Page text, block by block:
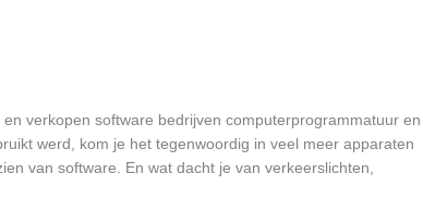
verkopen software bedrijven computerprogrammatuur en
werd, kom je het tegenwoordig in veel meer apparaten
van software. En wat dacht je van verkeerslichten,